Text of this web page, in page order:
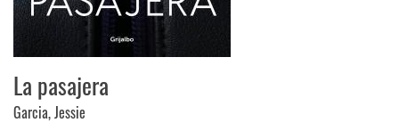
La pasajera
Garcia, Jessie